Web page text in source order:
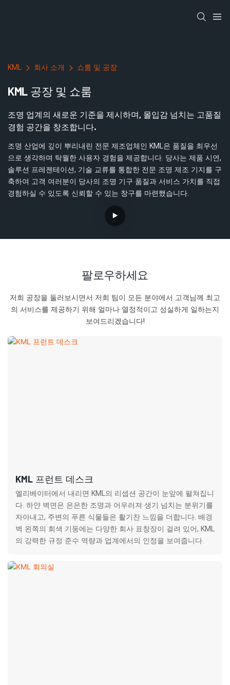
KML 회사 소개 쇼룸 및 공장
KML 공장 및 쇼룸
조명 업계의 새로운 기준을 제시하며, 몰입감 넘치는 고품질
경험 공간을 창조합니다.
조명 산업에 깊이 뿌리내린 전문 제조업체인 KML은 품질을 최우선
으로 생각하며 탁월한 사용자 경험을 제공합니다. 당사는 제품 시연,
솔루션 프레젠테이션, 기술 교류를 통합한 전문 조명 제조 기지를 구
축하여 고객 여러분이 당사의 조명 기구 품질과 서비스 가치를 직접
경험하실 수 있도록 신뢰할 수 있는 창구를 마련했습니다.
팔로우하세요
저희 공장을 둘러보시면서 저희 팀이 모든 분야에서 고객님께 최고
의 서비스를 제공하기 위해 얼마나 열정적이고 성실하게 일하는지
보여드리겠습니다!
KML 프런트 데스크
엘리베이터에서 내리면 KML의 리셉션 공간이 눈앞에 펼쳐집니
다. 하얀 벽면은 은은한 조명과 어우러져 생기 넘치는 분위기를
자아내고, 주변의 푸른 식물들은 활기찬 느낌을 더합니다. 배경
벽 왼쪽의 회색 기둥에는 다양한 회사 표창장이 걸려 있어, KML
의 강력한 규정 준수 역량과 업계에서의 인정을 보여줍니다.